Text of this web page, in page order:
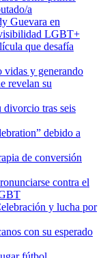
a
Guevara en
LGBT+
que desafía
y generando
revelan su
tras seis
debido a
de conversión
contra el
y lucha por
con su esperado